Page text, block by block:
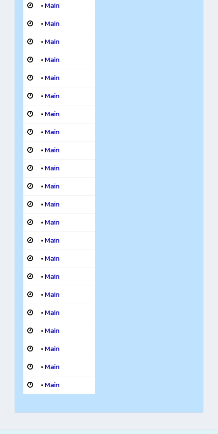
• Main
• Main
• Main
• Main
• Main
• Main
• Main
• Main
• Main
• Main
• Main
• Main
• Main
• Main
• Main
• Main
• Main
• Main
• Main
• Main
• Main
• Main